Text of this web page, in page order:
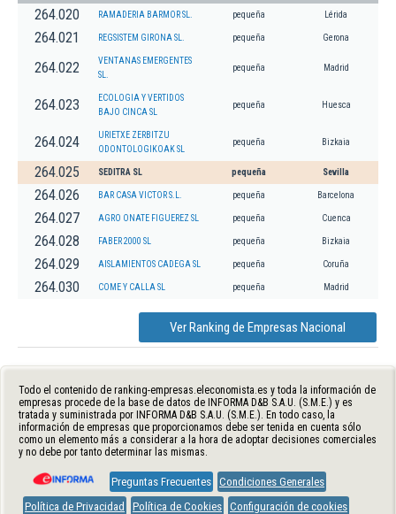
264.020 RAMADERIA BARMOR SL. pequeña Lérida
264.021 REGSISTEM GIRONA SL. pequeña Gerona
264.022
VENTANAS EMERGENTES
SL.
pequeña Madrid
264.023
ECOLOGIA Y VERTIDOS
BAJO CINCA SL
pequeña Huesca
264.024
URIETXE ZERBITZU
ODONTOLOGIKOAK SL
pequeña Bizkaia
264.025 SEDITRA SL pequeña Sevilla
264.026 BAR CASA VICTOR S.L. pequeña Barcelona
264.027 AGRO ONATE FIGUEREZ SL pequeña Cuenca
264.028 FABER 2000 SL pequeña Bizkaia
264.029 AISLAMIENTOS CADEGA SL pequeña Coruña
264.030 COME Y CALLA SL pequeña Madrid
Ver Ranking de Empresas Nacional
Todo el contenido de ranking-empresas.eleconomista.es y toda la información de
empresas procede de la base de datos de INFORMA D&B S.A.U. (S.M.E.) y es
tratada y suministrada por INFORMA D&B S.A.U. (S.M.E.). En todo caso, la
información de empresas que proporcionamos debe ser tenida en cuenta sólo
como un elemento más a considerar a la hora de adoptar decisiones comerciales
y no debe por tanto determinar las mismas.
Preguntas Frecuentes Condiciones Generales
Política de Privacidad
Política de Cookies Configuración de cookies